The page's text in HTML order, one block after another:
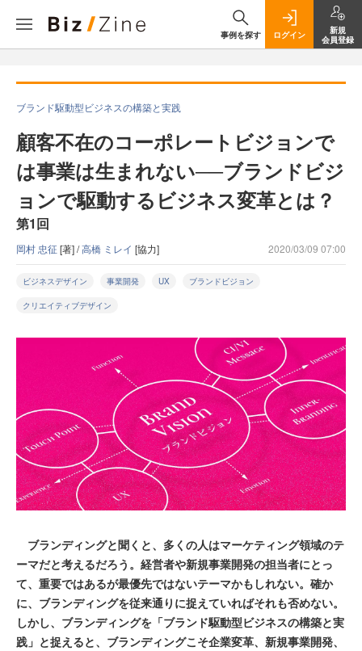
事例を探す ログイン
新規
会員登録
ブランド駆動型ビジネスの構築と実践
顧客不在のコーポレートビジョンで
は事業は生まれない──ブランドビジ
ョンで駆動するビジネス変革とは？
第1回
岡村 忠征 [著] /高橋 ミレイ [協力] 2020/03/09 07:00
ビジネスデザイン 事業開発 UX ブランドビジョン
クリエイティブデザイン
ブランディングと聞くと、多くの人はマーケティング領域のテ
ーマだと考えるだろう。経営者や新規事業開発の担当者にとっ
て、重要ではあるが最優先ではないテーマかもしれない。確か
に、ブランディングを従来通りに捉えていればそれも否めない。
しかし、ブランディングを「ブランド駆動型ビジネスの構築と実
践」と捉えると、ブランディングこそ企業変革、新規事業開発、